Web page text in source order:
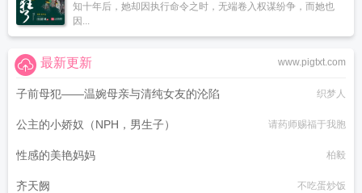
知十年后，她却因执行命令之时，无端卷入权谋纷争，而她也
因...
www.pigtxt.com
最新更新
子前母犯——温婉母亲与清纯女友的沦陷 织梦人
公主的小娇奴（NPH，男生子） 请药师赐福于我胞
性感的美艳妈妈 柏毅
齐天阙 不吃蛋炒饭